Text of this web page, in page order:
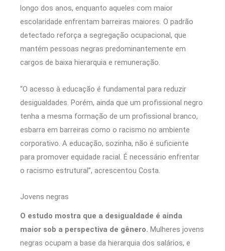
longo dos anos, enquanto aqueles com maior
escolaridade enfrentam barreiras maiores. O padrão
detectado reforça a segregação ocupacional, que
mantém pessoas negras predominantemente em
cargos de baixa hierarquia e remuneração.
“O acesso à educação é fundamental para reduzir
desigualdades. Porém, ainda que um profissional negro
tenha a mesma formação de um profissional branco,
esbarra em barreiras como o racismo no ambiente
corporativo. A educação, sozinha, não é suficiente
para promover equidade racial. É necessário enfrentar
o racismo estrutural”, acrescentou Costa.
Jovens negras
O estudo mostra que a desigualdade é ainda
maior sob a perspectiva de gênero. Mulheres jovens
negras ocupam a base da hierarquia dos salários, e